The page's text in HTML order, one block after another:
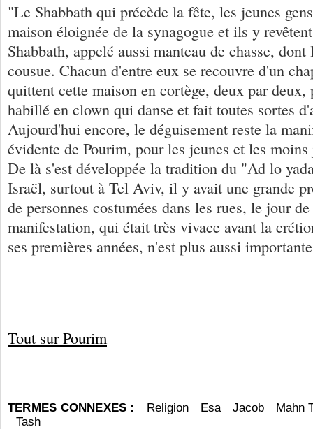
"Le Shabbath qui précède la fête, les jeunes
maison éloignée de la synagogue et ils y
Shabbath, appelé aussi manteau de chasse,
cousue. Chacun d'entre eux se recouvre d'un
quittent cette maison en cortège, deux par deux,
habillé en clown qui danse et fait toutes sortes
Aujourd'hui encore, le déguisement reste la
évidente de Pourim, pour les jeunes et les moins
De là s'est développée la tradition du "Ad lo
Israël, surtout à Tel Aviv, il y avait une grande
de personnes costumées dans les rues, le jour
manifestation, qui était très vivace avant la
ses premières années, n'est plus aussi
Tout sur Pourim
TERMES CONNEXES : Religion Esa Jacob
Mahn
Tash